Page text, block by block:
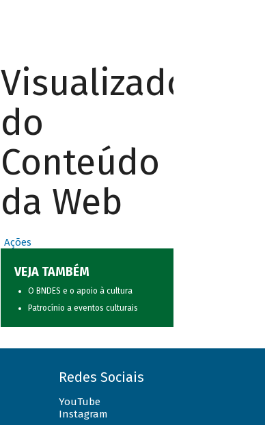
Visualizador
do
Conteúdo
da Web
Ações
VEJA TAMBÉM
O BNDES e o apoio à cultura
Patrocínio a eventos culturais
Redes Sociais
YouTube
Instagram